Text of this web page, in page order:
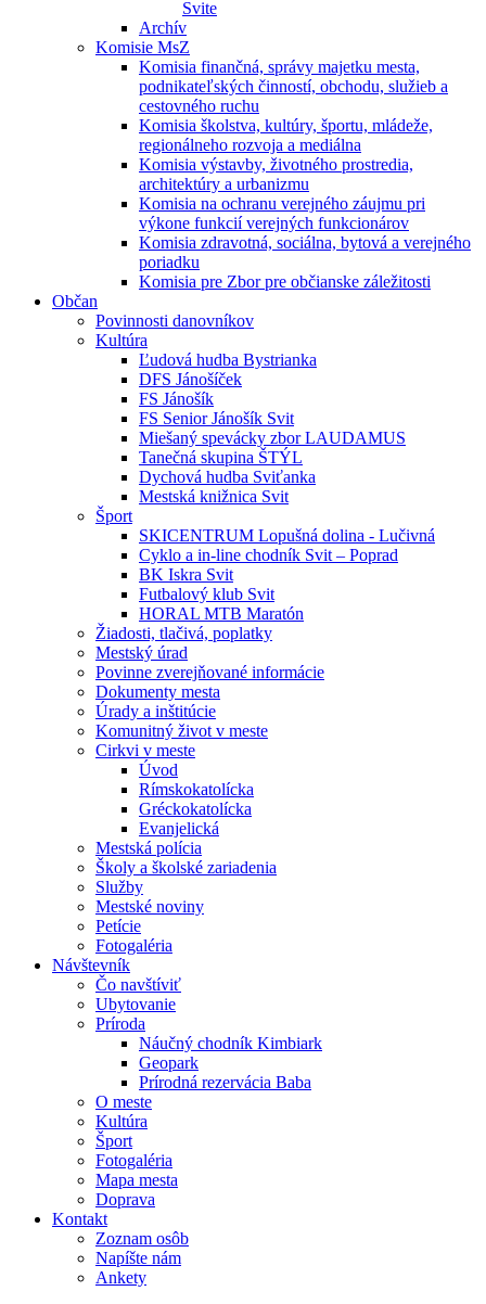
Svite
Archív
Komisie MsZ
Komisia finančná, správy majetku mesta,
podnikateľských činností, obchodu, služieb a
cestovného ruchu
Komisia školstva, kultúry, športu, mládeže,
regionálneho rozvoja a mediálna
Komisia výstavby, životného prostredia,
architektúry a urbanizmu
Komisia na ochranu verejného záujmu pri
výkone funkcií verejných funkcionárov
Komisia zdravotná, sociálna, bytová a verejného
poriadku
Komisia pre Zbor pre občianske záležitosti
Občan
Povinnosti danovníkov
Kultúra
Ľudová hudba Bystrianka
DFS Jánošíček
FS Jánošík
FS Senior Jánošík Svit
Miešaný spevácky zbor LAUDAMUS
Tanečná skupina ŠTÝL
Dychová hudba Sviťanka
Mestská knižnica Svit
Šport
SKICENTRUM Lopušná dolina - Lučivná
Cyklo a in-line chodník Svit – Poprad
BK Iskra Svit
Futbalový klub Svit
HORAL MTB Maratón
Žiadosti, tlačivá, poplatky
Mestský úrad
Povinne zverejňované informácie
Dokumenty mesta
Úrady a inštitúcie
Komunitný život v meste
Cirkvi v meste
Úvod
Rímskokatolícka
Gréckokatolícka
Evanjelická
Mestská polícia
Školy a školské zariadenia
Služby
Mestské noviny
Petície
Fotogaléria
Návštevník
Čo navštíviť
Ubytovanie
Príroda
Náučný chodník Kimbiark
Geopark
Prírodná rezervácia Baba
O meste
Kultúra
Šport
Fotogaléria
Mapa mesta
Doprava
Kontakt
Zoznam osôb
Napíšte nám
Ankety